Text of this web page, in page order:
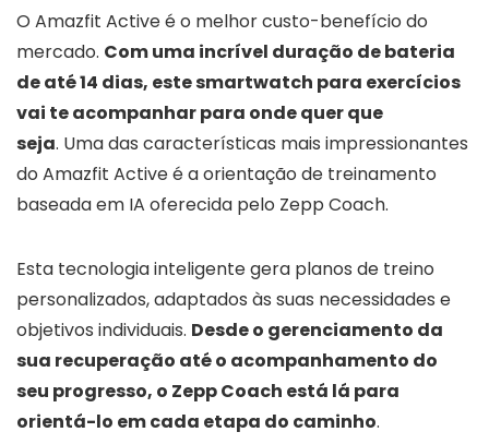
O Amazfit Active é o melhor custo-benefício do
mercado. Com uma incrível duração de bateria
de até 14 dias, este smartwatch para exercícios
vai te acompanhar para onde quer que
seja. Uma das características mais impressionantes
do Amazfit Active é a orientação de treinamento
baseada em IA oferecida pelo Zepp Coach.
Esta tecnologia inteligente gera planos de treino
personalizados, adaptados às suas necessidades e
objetivos individuais. Desde o gerenciamento da
sua recuperação até o acompanhamento do
seu progresso, o Zepp Coach está lá para
orientá-lo em cada etapa do caminho.